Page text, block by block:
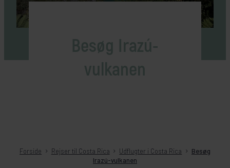
Besøg Irazú-
vulkanen
Forside Rejser til Costa Rica Udflugter i Costa Rica
Besøg
Irazú-vulkanen